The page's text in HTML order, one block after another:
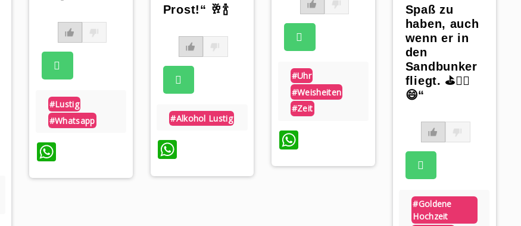
#lustig
#whatsapp
WhatsApp
Prost!“ 🥂🍾
#alkohol Lustig
#uhr
#weisheiten
#zeit
WhatsApp
Spaß zu
haben, auch
wenn er in
den
Sandbunker
fliegt. ⛳🏌️‍♂️
😄“
#goldene
Hochzeit